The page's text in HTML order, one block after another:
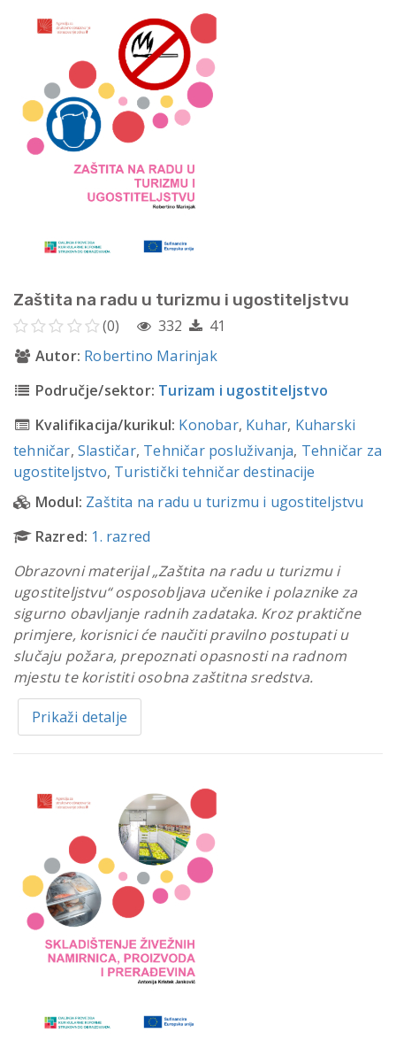
Zaštita na radu u turizmu i ugostiteljstvu
(0) 332
41
Autor: Robertino Marinjak
Područje/sektor: Turizam i ugostiteljstvo
Kvalifikacija/kurikul: Konobar, Kuhar, Kuharski
tehničar,Slastičar, Tehničar posluživanja, Tehničar za
ugostiteljstvo, Turistički tehničar destinacije
Modul: Zaštita na radu u turizmu i ugostiteljstvu
Razred: 1. razred
Obrazovni materijal „Zaštita na radu u turizmu i
ugostiteljstvu“ osposobljava učenike i polaznike za
sigurno obavljanje radnih zadataka. Kroz praktične
primjere, korisnici će naučiti pravilno postupati u
slučaju požara, prepoznati opasnosti na radnom
mjestu te koristiti osobna zaštitna sredstva.
Prikaži detalje